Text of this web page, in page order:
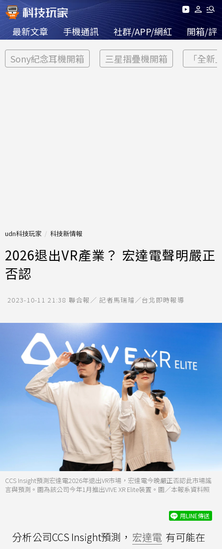
最新文章 手機通訊 社群/APP/網紅 開箱/評
Sony紀念耳機開箱 三星摺疊機開箱 「全新
udn科技玩家 科技新情報
2026退出VR產業？ 宏達電聲明嚴正
否認
2023-10-11 21:38 聯合報／ 記者馬瑞璿／台北即時報導
CCS Insight預測宏達電2026年退出VR市場，宏達電今晚嚴正否認此市場謠
言與預測。圖為該公司今年1月推出VIVE XR Elite裝置。圖／本報系資料照
用LINE傳送
分析公司CCS Insight預測， 宏達電 有可能在